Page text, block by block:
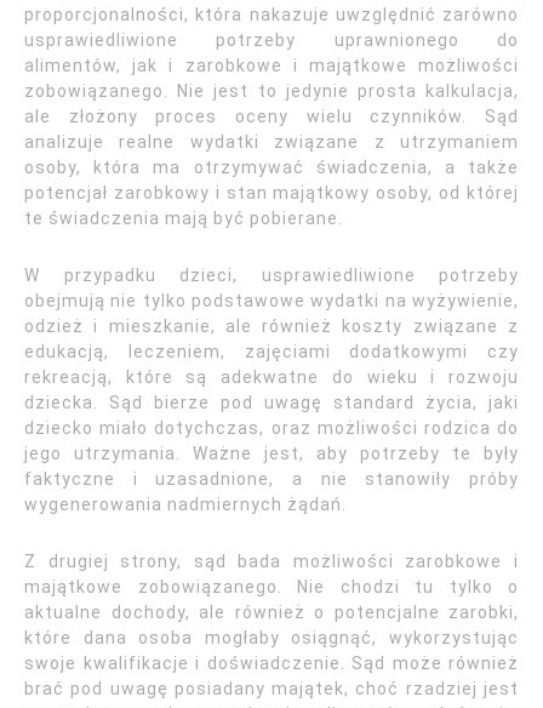
proporcjonalności, która nakazuje uwzględnić zarówno
usprawiedliwione potrzeby uprawnionego do
alimentów, jak i zarobkowe i majątkowe możliwości
zobowiązanego. Nie jest to jedynie prosta kalkulacja,
ale złożony proces oceny wielu czynników. Sąd
analizuje realne wydatki związane z utrzymaniem
osoby, która ma otrzymywać świadczenia, a także
potencjał zarobkowy i stan majątkowy osoby, od której
te świadczenia mają być pobierane.
W przypadku dzieci, usprawiedliwione potrzeby
obejmują nie tylko podstawowe wydatki na wyżywienie,
odzież i mieszkanie, ale również koszty związane z
edukacją, leczeniem, zajęciami dodatkowymi czy
rekreacją, które są adekwatne do wieku i rozwoju
dziecka. Sąd bierze pod uwagę standard życia, jaki
dziecko miało dotychczas, oraz możliwości rodzica do
jego utrzymania. Ważne jest, aby potrzeby te były
faktyczne i uzasadnione, a nie stanowiły próby
wygenerowania nadmiernych żądań.
Z drugiej strony, sąd bada możliwości zarobkowe i
majątkowe zobowiązanego. Nie chodzi tu tylko o
aktualne dochody, ale również o potencjalne zarobki,
które dana osoba mogłaby osiągnąć, wykorzystując
swoje kwalifikacje i doświadczenie. Sąd może również
brać pod uwagę posiadany majątek, choć rzadziej jest